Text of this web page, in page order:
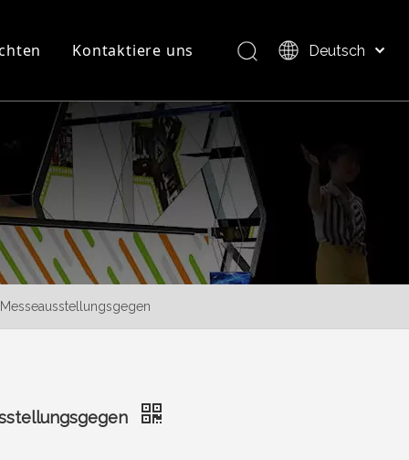
Produktübersicht
Kontaktiere uns Deutsch
العربية
日本語
Pусский
Nederlands
Português
Español
English